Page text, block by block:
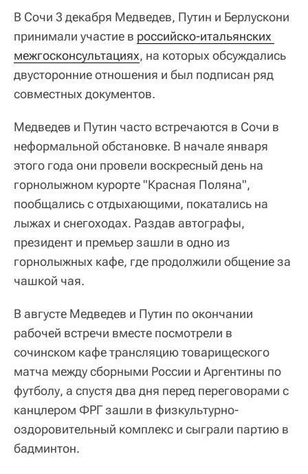
В Сочи 3 декабря Медведев, Путин и Берлускони
принимали участие в российско-итальянских
межгосконсультациях, на которых обсуждались
двусторонние отношения и был подписан ряд
совместных документов.
Медведев и Путин часто встречаются в Сочи в
неформальной обстановке. В начале января
этого года они провели воскресный день на
горнолыжном курорте "Красная Поляна",
пообщались с отдыхающими, покатались на
лыжах и снегоходах. Раздав автографы,
президент и премьер зашли в одно из
горнолыжных кафе, где продолжили общение за
чашкой чая.
В августе Медведев и Путин по окончании
рабочей встречи вместе посмотрели в
сочинском кафе трансляцию товарищеского
матча между сборными России и Аргентины по
футболу, а спустя два дня перед переговорами с
канцлером ФРГ зашли в физкультурно-
оздоровительный комплекс и сыграли партию в
бадминтон.